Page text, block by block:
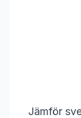
Jämför